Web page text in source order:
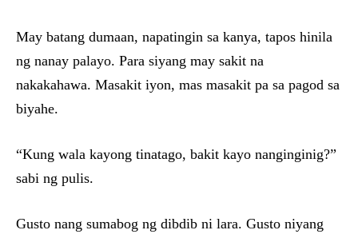
May batang dumaan, napatingin sa kanya, tapos hinila
ng nanay palayo. Para siyang may sakit na
nakakahawa. Masakit iyon, mas masakit pa sa pagod sa
biyahe.
“Kung wala kayong tinatago, bakit kayo nanginginig?”
sabi ng pulis.
Gusto nang sumabog ng dibdib ni lara. Gusto niyang